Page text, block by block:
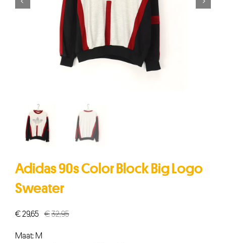
Adidas 90s Color Block Big Logo
Sweater
€32,95Oorspronkelijke
€29,65
Huidige
Maat: M